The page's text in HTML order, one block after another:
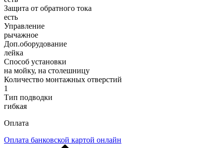
Защита от обратного тока
есть
Управление
рычажное
Доп.оборудование
лейка
Способ установки
на мойку, на столешницу
Количество монтажных отверстий
1
Тип подводки
гибкая
Оплата
Оплата банковской картой онлайн